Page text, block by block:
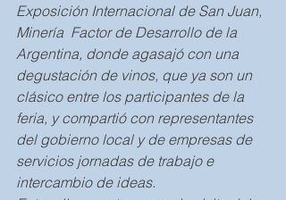
Exposición Internacional de San Juan,
Minería  Factor de Desarrollo de la
Argentina, donde agasajó con una
degustación de vinos, que ya son un
clásico entre los participantes de la
feria, y compartió con representantes
del gobierno local y de empresas de
servicios jornadas de trabajo e
intercambio de ideas.